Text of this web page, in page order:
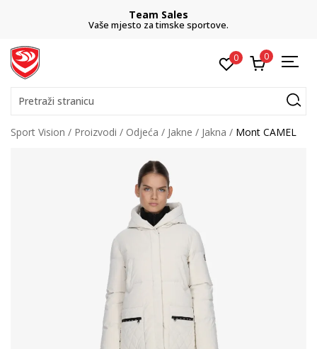
Team Sales
Vaše mjesto za timske sportove.
0 0
Pretraži stranicu
Sport Vision Proizvodi Odjeća Jakne Jakna Mont CAMEL